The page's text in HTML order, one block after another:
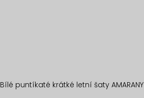
Bílé puntíkaté krátké letní šaty AMARANY